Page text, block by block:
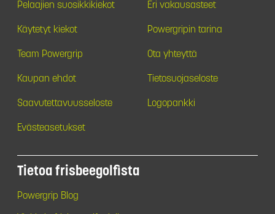
Pelaajien suosikkikiekot Eri vakausasteet
Käytetyt kiekot Powergripin tarina
Team Powergrip Ota yhteyttä
Kaupan ehdot Tietosuojaseloste
Saavutettavuusseloste Logopankki
Evästeasetukset
Tietoa frisbeegolfista
Powergrip Blog